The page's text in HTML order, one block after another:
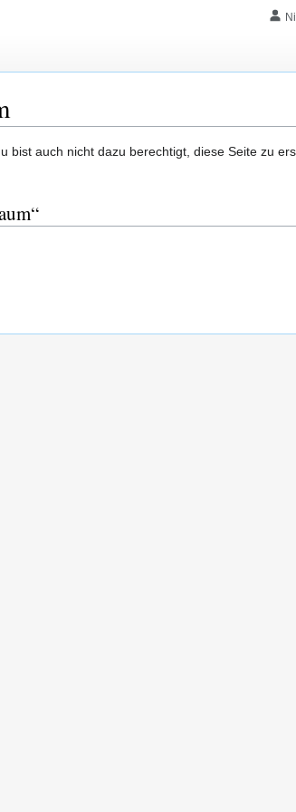
bist auch nicht dazu berechtigt, diese Seite zu